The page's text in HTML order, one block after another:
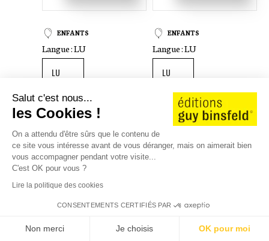
ENFANTS
Langue :LU
18,00 €AJOUTER AU PANIER
Jhemp Hoscheit
DE SCHMUNZEL
ENFANTS
Langue :LU
,00 €AJOUTER AU PANIER
Annick Sinner
Salut c'est nous...
les Cookies !
On a attendu d'être sûrs que le contenu de
ce site vous intéresse avant de vous déranger, mais on aimerait bien
vous accompagner pendant votre visite...
C'est OK pour vous ?
Lire la politique des cookies
CONSENTEMENTS CERTIFIÉS PAR
Non merci Je choisis OK pour moi